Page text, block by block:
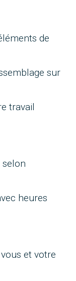
de
sur
travail
heures
et votre